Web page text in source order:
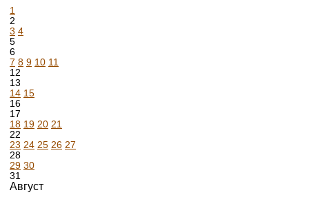
1
2
3 4
5
6
7 8 9 10 11
12
13
14 15
16
17
18 19 20 21
22
23 24 25 26 27
28
29 30
31
Август